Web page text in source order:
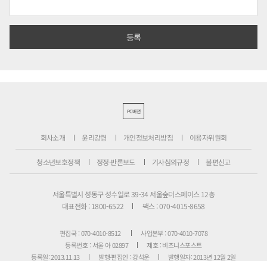
PC버전
회사소개 윤리강령 개인정보처리방침 이용자위원회
청소년보호정책 정정·반론보도 기사심의규정 불편신고
서울특별시 성동구 성수일로 39-34 서울숲더스페이스 12층
대표전화 : 1800-6522
팩스 : 070-4015-8658
편집국 : 070-4010-8512
사업본부 : 070-4010-7078
등록번호 : 서울 아 02897
제호 : 비즈니스포스트
등록일: 2013.11.13
발행·편집인 : 강석운 발행일자: 2013년 12월 2일